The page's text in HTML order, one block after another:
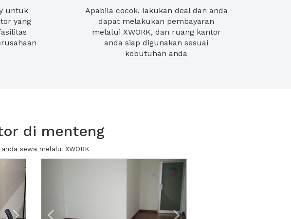
untuk
yang
Apabila cocok, lakukan deal dan anda
dapat melakukan pembayaran
melalui XWORK, dan ruang kantor
anda siap digunakan sesuai
kebutuhan anda
di menteng
sewa melalui XWORK
Next2 Next2